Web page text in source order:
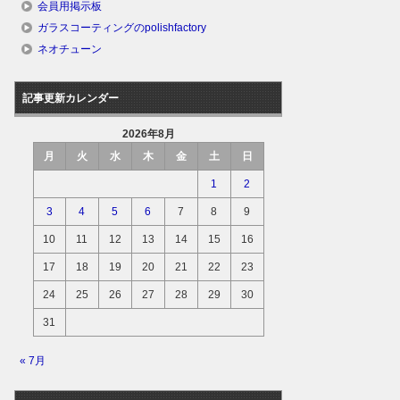
会員用掲示板
ガラスコーティングのpolishfactory
ネオチューン
記事更新カレンダー
2026年8月
月
火 水 木 金 土 日
1 2
3 4 5 6 7 8 9
10 11 12 13 14 15 16
17 18 19 20 21 22 23
24 25 26 27 28 29 30
31
« 7月